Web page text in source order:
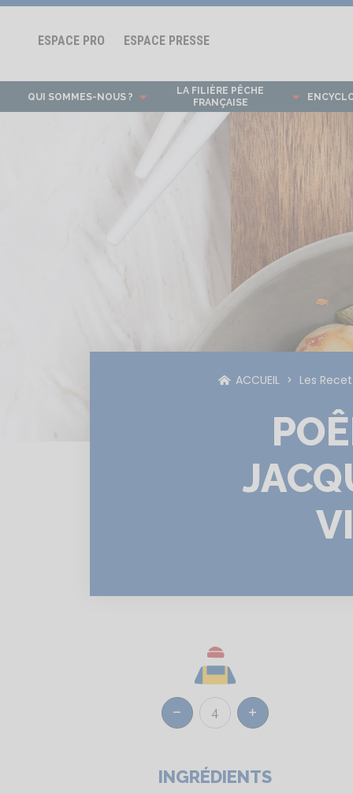
ESPACE PRO ESPACE PRESSE
QUI SOMMES-NOUS ?
LA FILIÈRE PÊCHE
FRANÇAISE
ACCUEIL Les
Réduire 4 Augmenter
INGRÉDIENTS